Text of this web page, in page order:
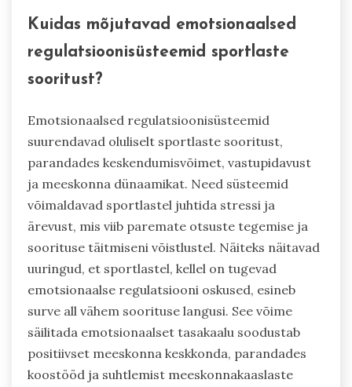
Kuidas mõjutavad emotsionaalsed
regulatsioonisüsteemid sportlaste
sooritust?
Emotsionaalsed regulatsioonisüsteemid
suurendavad oluliselt sportlaste sooritust,
parandades keskendumisvõimet, vastupidavust
ja meeskonna dünaamikat. Need süsteemid
võimaldavad sportlastel juhtida stressi ja
ärevust, mis viib paremate otsuste tegemise ja
soorituse täitmiseni võistlustel. Näiteks näitavad
uuringud, et sportlastel, kellel on tugevad
emotsionaalse regulatsiooni oskused, esineb
surve all vähem soorituse langusi. See võime
säilitada emotsionaalset tasakaalu soodustab
positiivset meeskonna keskkonda, parandades
koostööd ja suhtlemist meeskonnakaaslaste